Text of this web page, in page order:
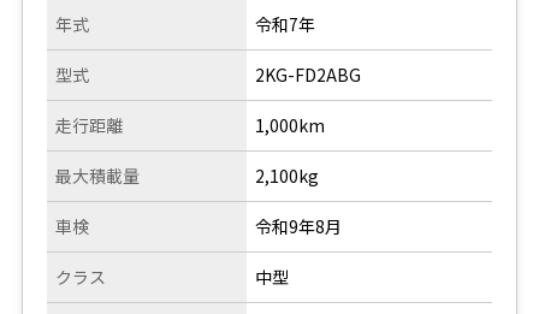
年式
型式
走行距離
令和7年
2KG-FD2ABG
1,000km
最大積載量
車検
クラス
2,100kg
令和9年8月
中型